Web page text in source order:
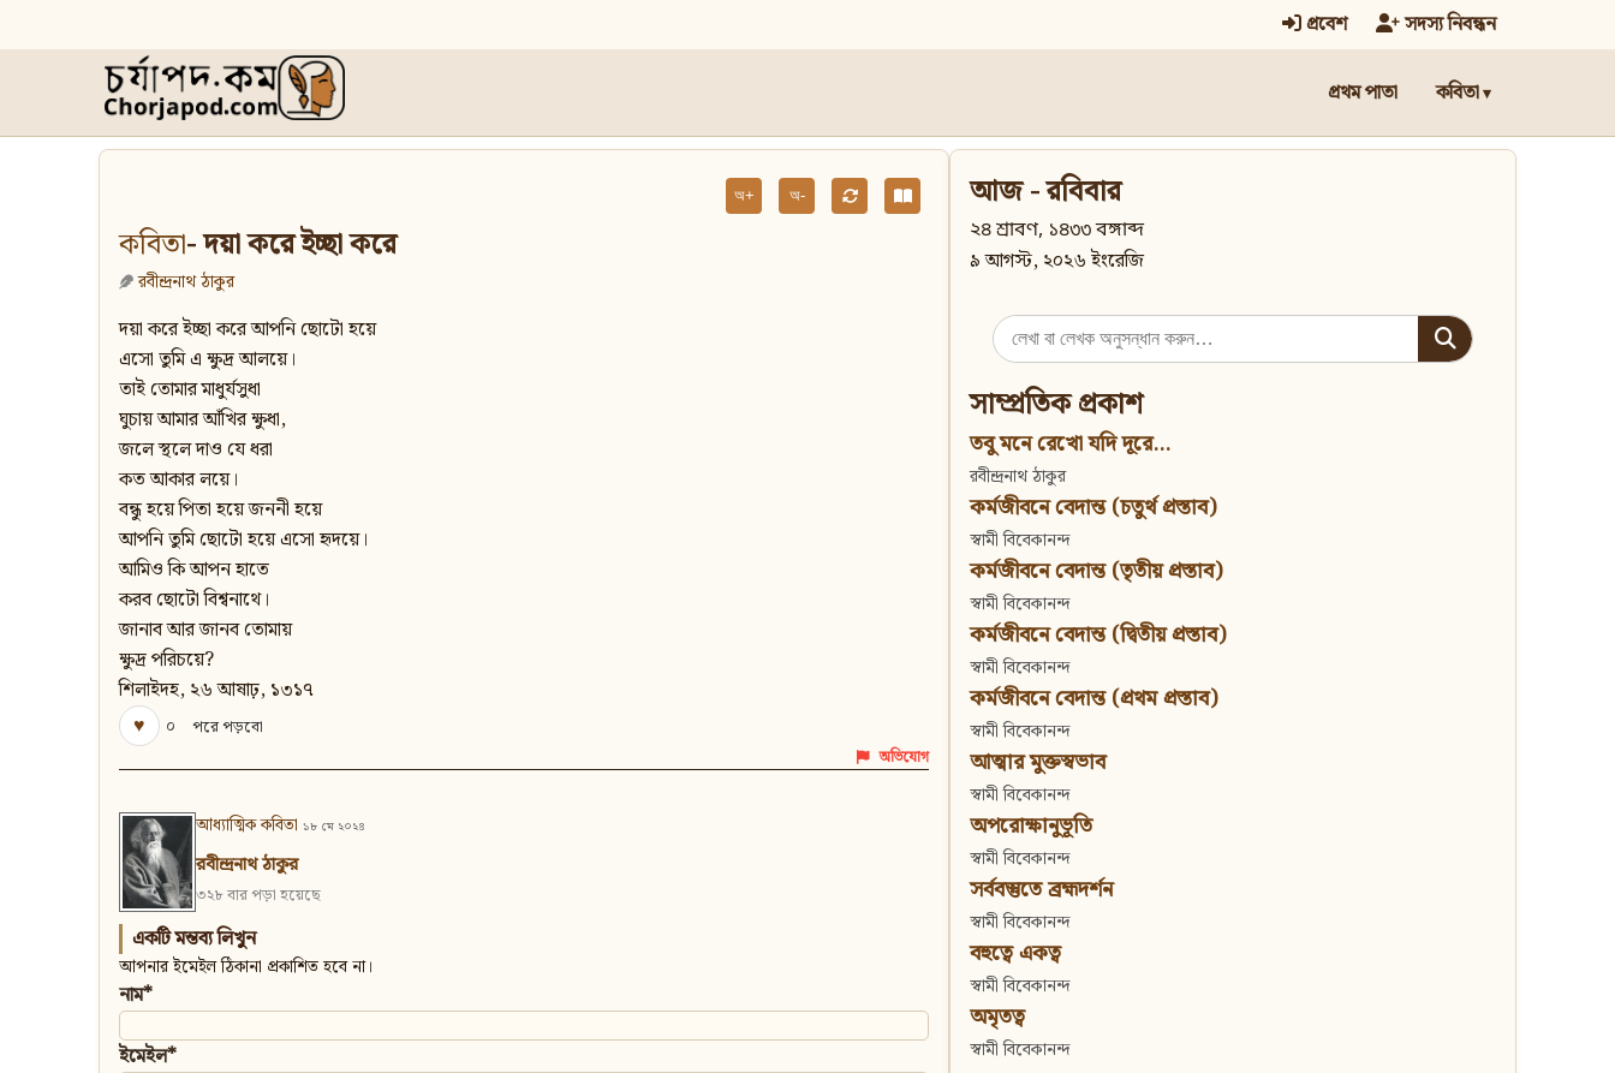
প্রবেশ সদস্য নিবন্ধন
প্রথম পাতা কবিতা
অ+ অ-
কবিতা- দয়া করে ইচ্ছা করে
রবীন্দ্রনাথ ঠাকুর
দয়া করে ইচ্ছা করে আপনি ছোটো হয়ে
এসো তুমি এ ক্ষুদ্র আলয়ে।
তাই তোমার মাধুর্যসুধা
ঘুচায় আমার আঁখির ক্ষুধা,
জলে স্থলে দাও যে ধরা
কত আকার লয়ে।
বন্ধু হয়ে পিতা হয়ে জননী হয়ে
আপনি তুমি ছোটো হয়ে এসো হৃদয়ে।
আমিও কি আপন হাতে
করব ছোটো বিশ্বনাথে।
জানাব আর জানব তোমায়
ক্ষুদ্র পরিচয়ে?
শিলাইদহ, ২৬ আষাঢ়, ১৩১৭
♥
০ পরে পড়বো
অভিযোগ
আধ্যাত্মিক কবিতা ১৮ মে ২০২৪
রবীন্দ্রনাথ ঠাকুর
৩২৮ বার পড়া হয়েছে
একটি মন্তব্য লিখুন
আপনার ইমেইল ঠিকানা প্রকাশিত হবে না।
নাম*
ইমেইল*
আজ - রবিবার
২৪ শ্রাবণ, ১৪৩৩ বঙ্গাব্দ
৯ আগস্ট, ২০২৬ ইংরেজি
Search
for:
সাম্প্রতিক প্রকাশ
তবু মনে রেখো যদি দূরে...
রবীন্দ্রনাথ ঠাকুর
কর্মজীবনে বেদান্ত (চতুর্থ প্রস্তাব)
স্বামী বিবেকানন্দ
কর্মজীবনে বেদান্ত (তৃতীয় প্রস্তাব)
স্বামী বিবেকানন্দ
কর্মজীবনে বেদান্ত (দ্বিতীয় প্রস্তাব)
স্বামী বিবেকানন্দ
কর্মজীবনে বেদান্ত (প্রথম প্রস্তাব)
স্বামী বিবেকানন্দ
আত্মার মুক্তস্বভাব
স্বামী বিবেকানন্দ
অপরোক্ষানুভূতি
স্বামী বিবেকানন্দ
সর্ববস্তুতে ব্রহ্মদর্শন
স্বামী বিবেকানন্দ
বহুত্বে একত্ব
স্বামী বিবেকানন্দ
অমৃতত্ব
স্বামী বিবেকানন্দ